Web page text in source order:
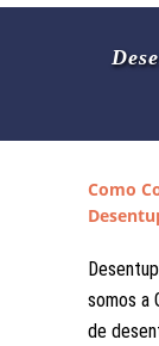
Como
somos a
de